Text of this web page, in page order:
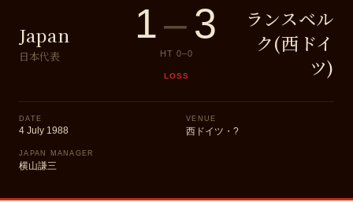
Japan
日本代表
1–3
HT 0–0
LOSS
ランスベル
ク(西ドイ
ツ)
DATE
4 July 1988
VENUE
西ドイツ・?
JAPAN MANAGER
横山謙三